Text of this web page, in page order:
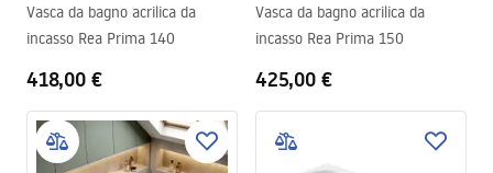
Vasca da bagno acrilica da
incasso Rea Prima 140
418,00 €
Vasca da bagno acrilica da
incasso Rea Prima 150
425,00 €